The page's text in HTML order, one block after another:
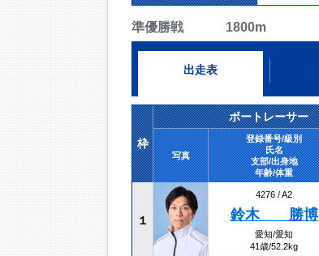
準優勝戦 1800m
出走表
枠
ボートレーサー
写真
登録番号/級別
氏名
支部/出身地
年齢/体重
１
4276 /A2
鈴木 勝博
愛知/愛知
41歳/52.2kg